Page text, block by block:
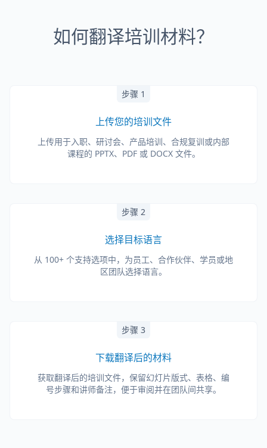
如何翻译培训材料？
步骤 1
上传您的培训文件
上传用于入职、研讨会、产品培训、合规复训或内部
课程的 PPTX、PDF 或 DOCX 文件。
步骤 2
选择目标语言
从 100+ 个支持选项中，为员工、合作伙伴、学员或地
区团队选择语言。
步骤 3
下载翻译后的材料
获取翻译后的培训文件，保留幻灯片版式、表格、编
号步骤和讲师备注，便于审阅并在团队间共享。